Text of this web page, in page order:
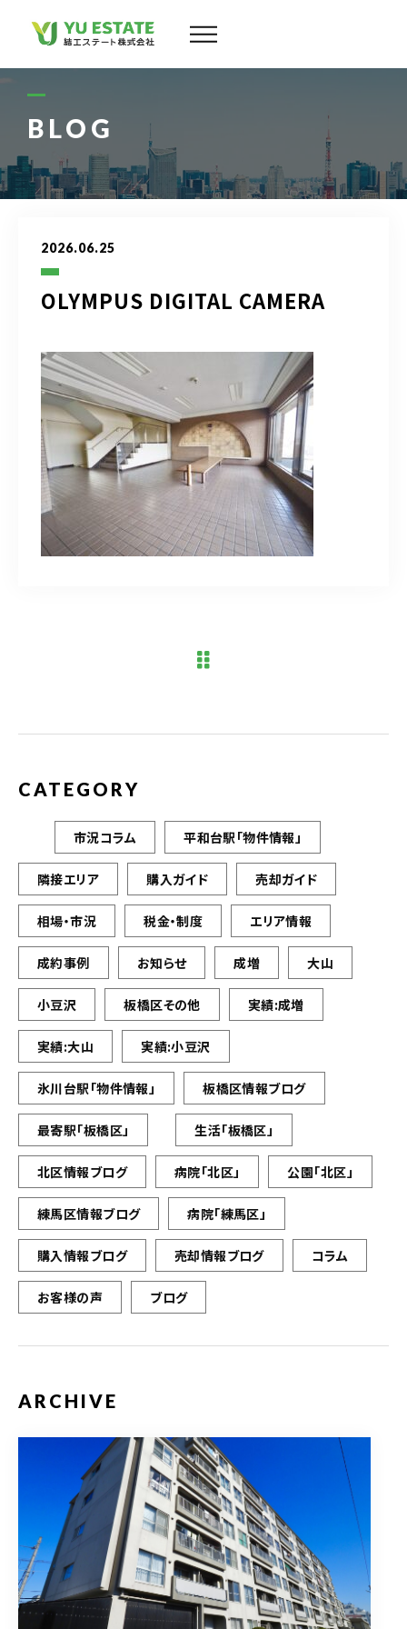
BLOG
2026.06.25
OLYMPUS DIGITAL CAMERA
CATEGORY
市況コラム 平和台駅「物件情報」
隣接エリア 購入ガイド 売却ガイド
相場・市況 税金・制度 エリア情報
成約事例 お知らせ 成増 大山
小豆沢 板橋区その他 実績:成増
実績:大山 実績:小豆沢
氷川台駅「物件情報」 板橋区情報ブログ
最寄駅「板橋区」 生活「板橋区」
北区情報ブログ 病院「北区」 公園「北区」
練馬区情報ブログ 病院「練馬区」
購入情報ブログ 売却情報ブログ コラム
お客様の声 ブログ
ARCHIVE
物件情報
お客様の声
ブログ
アクセス
03-6909-2648
お問い合わせはこちら